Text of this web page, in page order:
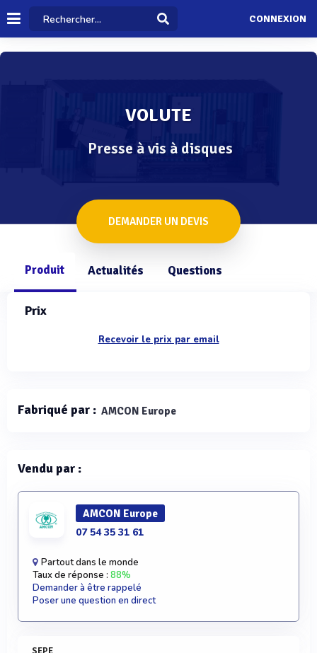
CONNEXION
VOLUTE
Presse à vis à disques
DEMANDER UN DEVIS
Produit Actualités Questions
Prix
Recevoir le prix par email
Fabriqué par : AMCON Europe
Vendu par :
AMCON Europe
07 54 35 31 61
Partout dans le monde
Taux de réponse : 88%
Demander à être rappelé
Poser une question en direct